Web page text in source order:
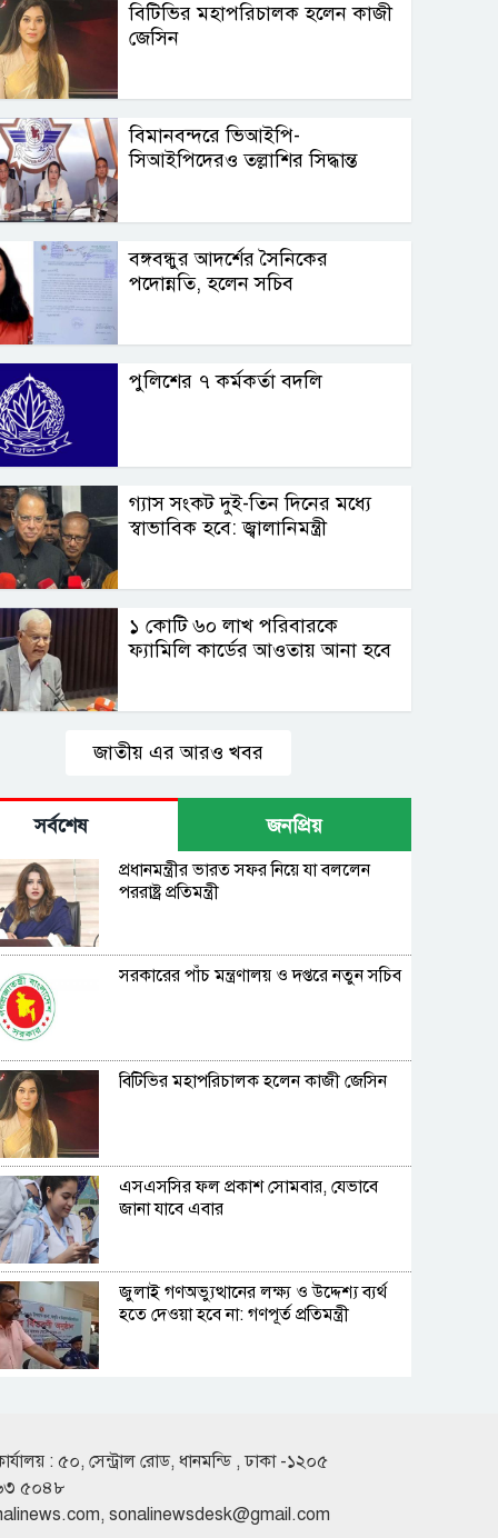
বিটিভির মহাপরিচালক হলেন কাজী
জেসিন
বিমানবন্দরে ভিআইপি-
সিআইপিদেরও তল্লাশির সিদ্ধান্ত
বঙ্গবন্ধুর আদর্শের সৈনিকের
পদোন্নতি, হলেন সচিব
পুলিশের ৭ কর্মকর্তা বদলি
গ্যাস সংকট দুই-তিন দিনের মধ্যে
স্বাভাবিক হবে: জ্বালানিমন্ত্রী
১ কোটি ৬০ লাখ পরিবারকে
ফ্যামিলি কার্ডের আওতায় আনা হবে
জাতীয় এর আরও খবর
সর্বশেষ জনপ্রিয়
প্রধানমন্ত্রীর ভারত সফর নিয়ে যা বললেন
পররাষ্ট্র প্রতিমন্ত্রী
সরকারের পাঁচ মন্ত্রণালয় ও দপ্তরে নতুন সচিব
বিটিভির মহাপরিচালক হলেন কাজী জেসিন
এসএসসির ফল প্রকাশ সোমবার, যেভাবে
জানা যাবে এবার
জুলাই গণঅভ্যুত্থানের লক্ষ্য ও উদ্দেশ্য ব্যর্থ
হতে দেওয়া হবে না: গণপূর্ত প্রতিমন্ত্রী
রুশ পারমাণবিক আইসব্রেকারে উত্তর মেরু
অভিযানে বাংলাদেশী শিক্ষার্থী প্রত্যয়
: ৫০, সেন্ট্রাল রোড, ধানমন্ডি , ঢাকা -১২০৫
৫০৪৮
, sonalinewsdesk@gmail.com